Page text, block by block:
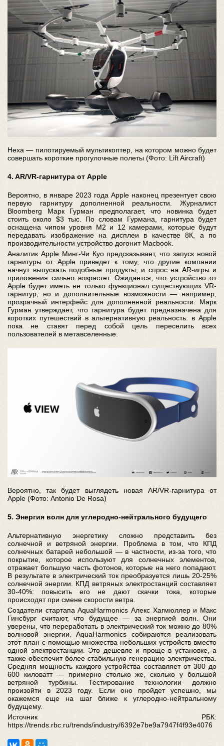
Hexa — пилотируемый мультикоптер, на котором можно будет
совершать короткие прогулочные полеты (Фото: Lift Aircraft)
4. AR/VR-гарнитура от Apple
Вероятно, в январе 2023 года Apple наконец презентует свою
первую гарнитуру дополненной реальности. Журналист
Bloomberg Марк Гурман предполагает, что новинка будет
стоить около $3 тыс. По словам Гурмана, гарнитура будет
оснащена чипом уровня М2 и 12 камерами, которые будут
передавать изображение на дисплеи в качестве 8К, а по
производительности устройство догонит Macbook.
Аналитик Apple Минг-Чи Куо предсказывает, что запуск новой
гарнитуры от Apple приведет к тому, что другие компании
начнут выпускать подобные продукты, и спрос на AR-игры и
приложения сильно возрастет. Ожидается, что устройство от
Apple будет иметь не только функционал существующих VR-
гарнитур, но и дополнительные возможности — например,
прозрачный интерфейс для дополненной реальности. Марк
Гурман утверждает, что гарнитура будет предназначена для
коротких путешествий в альтернативную реальность: в Apple
пока не ставят перед собой цель переселить всех
пользователей в метавселенные.
Вероятно, так будет выглядеть новая AR/VR-гарнитура от
Apple (Фото: Antonio De Rosa)
5. Энергия волн для углеродно-нейтрального будущего
Альтернативную энергетику сложно представить без
солнечной и ветряной энергии. Проблема в том, что КПД
солнечных батарей небольшой — в частности, из-за того, что
покрытие, которое используют для солнечных элементов,
отражает большую часть фотонов, которые на него попадают.
В результате в электрический ток преобразуется лишь 20-25%
солнечной энергии. КПД ветряных электростанций составляет
30-40%: повысить его не дают скачки тока, которые
происходят при смене скорости ветра.
Создатели стартапа AquaHarmonics Алекс Хагмюллер и Макс
Гинсбург считают, что будущее — за энергией волн. Они
уверены, что переработать в электрический ток можно до 80%
волновой энергии. AquaHarmonics собираются реализовать
этот план с помощью множества небольших устройств вместо
одной электростанции. Это дешевле и проще в установке, а
также обеспечит более стабильную генерацию электричества.
Средняя мощность каждого устройства составляет от 300 до
600 киловатт — примерно столько же, сколько у большой
ветряной турбины. Тестирование технологии должно
произойти в 2023 году. Если оно пройдет успешно, мы
окажемся еще на шаг ближе к углеродно-нейтральному
будущему.
Источник РБК:
https://trends.rbc.ru/trends/industry/6392e7be9a7947f4f93e4076